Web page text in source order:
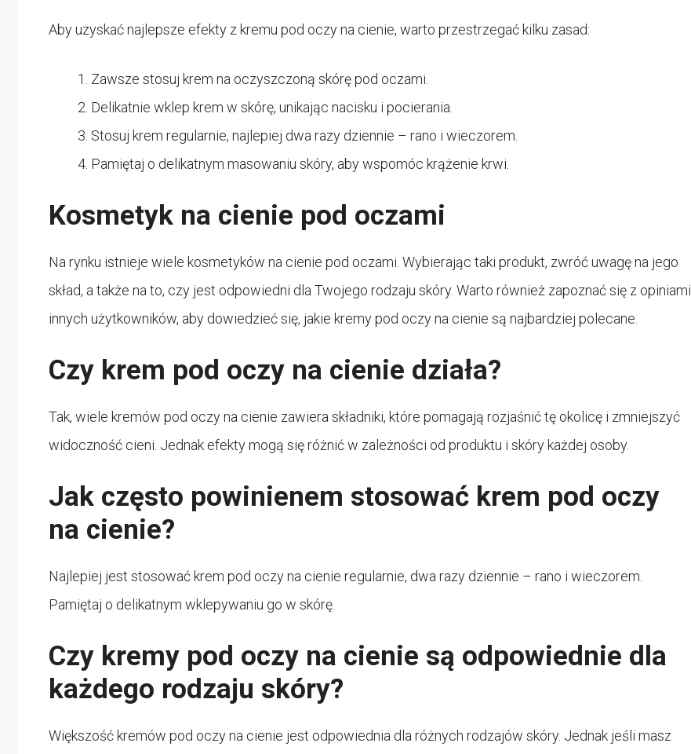
Aby uzyskać najlepsze efekty z kremu pod oczy na cienie, warto przestrzegać kilku zasad:
Zawsze stosuj krem na oczyszczoną skórę pod oczami.
Delikatnie wklep krem w skórę, unikając nacisku i pocierania.
Stosuj krem regularnie, najlepiej dwa razy dziennie – rano i wieczorem.
Pamiętaj o delikatnym masowaniu skóry, aby wspomóc krążenie krwi.
Kosmetyk na cienie pod oczami
Na rynku istnieje wiele kosmetyków na cienie pod oczami. Wybierając taki produkt, zwróć uwagę na jego
skład, a także na to, czy jest odpowiedni dla Twojego rodzaju skóry. Warto również zapoznać się z opiniami
innych użytkowników, aby dowiedzieć się, jakie kremy pod oczy na cienie są najbardziej polecane.
Czy krem pod oczy na cienie działa?
Tak, wiele kremów pod oczy na cienie zawiera składniki, które pomagają rozjaśnić tę okolicę i zmniejszyć
widoczność cieni. Jednak efekty mogą się różnić w zależności od produktu i skóry każdej osoby.
Jak często powinienem stosować krem pod oczy
na cienie?
Najlepiej jest stosować krem pod oczy na cienie regularnie, dwa razy dziennie – rano i wieczorem.
Pamiętaj o delikatnym wklepywaniu go w skórę.
Czy kremy pod oczy na cienie są odpowiednie dla
każdego rodzaju skóry?
Większość kremów pod oczy na cienie jest odpowiednia dla różnych rodzajów skóry. Jednak jeśli masz